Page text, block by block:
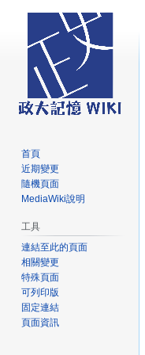
首頁
近期變更
隨機頁面
MediaWiki說明
工具
連結至此的頁面
相關變更
特殊頁面
可列印版
固定連結
頁面資訊